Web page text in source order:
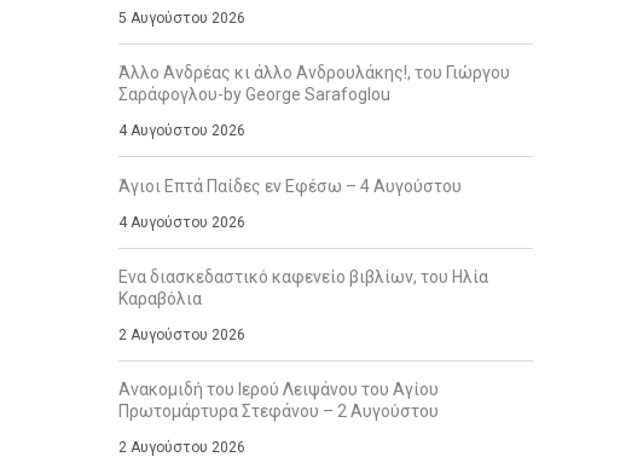
5 Αυγούστου 2026
Άλλο Ανδρέας κι άλλο Ανδρουλάκης!, του Γιώργου
Σαράφογλου-by George Sarafoglou
4 Αυγούστου 2026
Άγιοι Επτά Παίδες εν Εφέσω – 4 Αυγούστου
4 Αυγούστου 2026
Ενα διασκεδαστικό καφενείο βιβλίων, του Ηλία
Καραβόλια
2 Αυγούστου 2026
Ανακομιδή του Ιερού Λειψάνου του Αγίου
Πρωτομάρτυρα Στεφάνου – 2 Αυγούστου
2 Αυγούστου 2026